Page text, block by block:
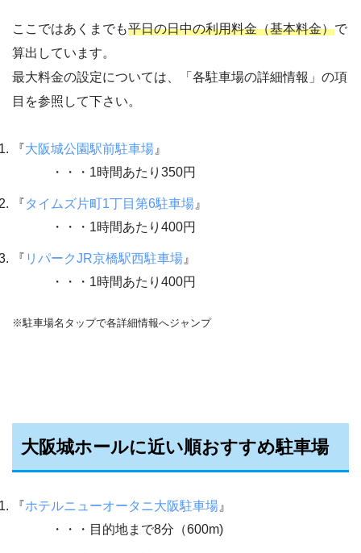
ここではあくまでも平日の日中の利用料金（基本料金）で
算出しています。
最大料金の設定については、「各駐車場の詳細情報」の項
目を参照して下さい。
『大阪城公園駅前駐車場 』
・・・1時間あたり350円
『タイムズ片町1丁目第6駐車場 』
・・・1時間あたり400円
『 リパークJR京橋駅西駐車場 』
・・・1時間あたり400円
※駐車場名タップで各詳細情報へジャンプ
大阪城ホールに近い順おすすめ駐車場
『ホテルニューオータニ大阪駐車場 』
・・・目的地まで8分（600m)